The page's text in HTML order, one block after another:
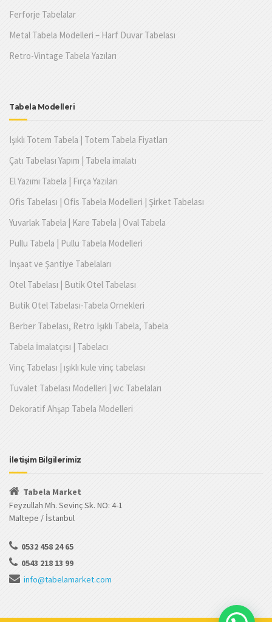
Ferforje Tabelalar
Metal Tabela Modelleri – Harf Duvar Tabelası
Retro-Vintage Tabela Yazıları
Tabela Modelleri
Işıklı Totem Tabela | Totem Tabela Fiyatları
Çatı Tabelası Yapım | Tabela imalatı
El Yazımı Tabela | Fırça Yazıları
Ofis Tabelası | Ofis Tabela Modelleri | Şirket Tabelası
Yuvarlak Tabela | Kare Tabela | Oval Tabela
Pullu Tabela | Pullu Tabela Modelleri
İnşaat ve Şantiye Tabelaları
Otel Tabelası | Butik Otel Tabelası
Butik Otel Tabelası-Tabela Örnekleri
Berber Tabelası, Retro Işıklı Tabela, Tabela
Tabela İmalatçısı | Tabelacı
Vinç Tabelası | ışıklı kule vinç tabelası
Tuvalet Tabelası Modelleri | wc Tabelaları
Dekoratif Ahşap Tabela Modelleri
İletişim Bilgilerimiz
Tabela Market
Feyzullah Mh. Sevinç Sk. NO: 4-1
Maltepe / İstanbul
0532 458 24 65
0543 218 13 99
info@tabelamarket.com